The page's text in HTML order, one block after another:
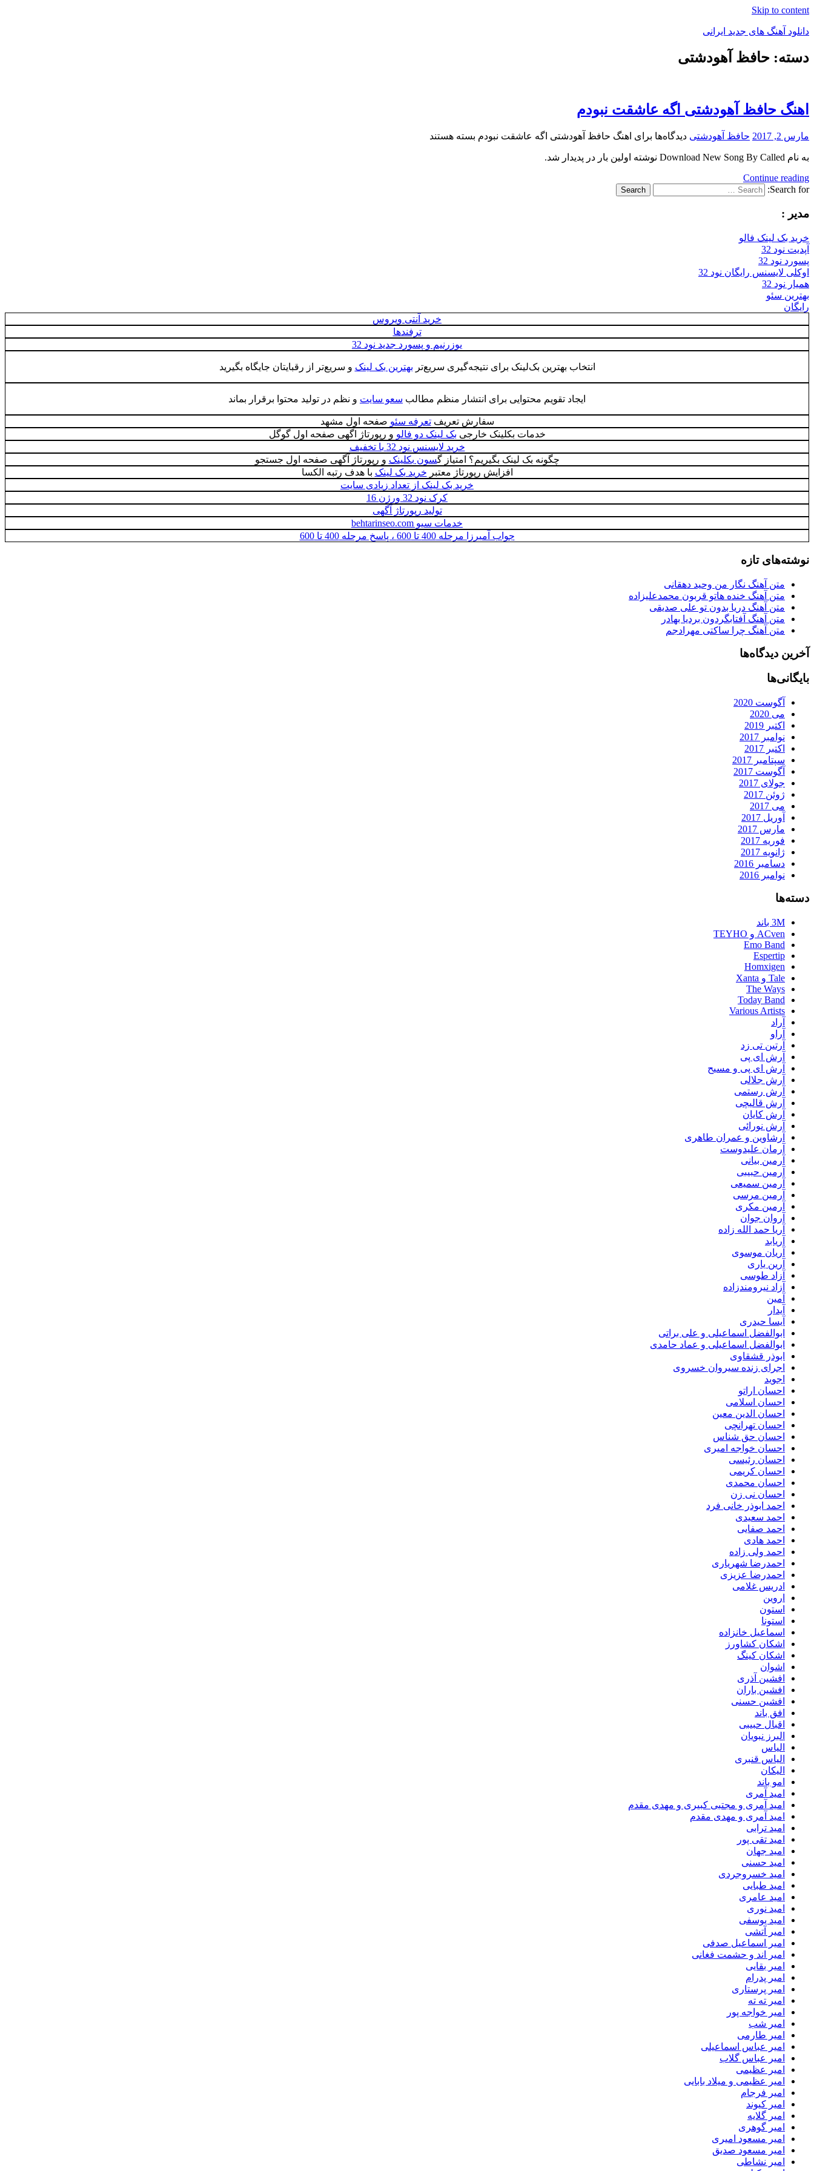
Skip to content
دانلود آهنگ های جدید ایرانی
دانلود
دسته: حافظ آهودشتی
اهنگ حافظ آهودشتی اگه عاشقت نبودم
مارس 2, 2017 حافظ آهودشتی دیدگاه‌ها برای اهنگ حافظ آهودشتی اگه عاشقت نبودم بسته هستند
به نام Download New Song By Called نوشته اولین بار در پدیدار شد.
Continue reading
Search for:
Search
مدیر :
خرید بک لینک فالو
آپدیت نود 32
پسورد نود 32
اوکلی لایسنس رایگان نود 32
همیار نود 32
بهترین سئو
رایگان
خرید آنتی ویروس
ترفندها
یوزرنیم و پسورد جدید نود 32
انتخاب بهترین بک‌لینک برای نتیجه‌گیری سریع‌تر بهترین بک لینک و سریع‌تر از رقبایتان جایگاه بگیرید
ایجاد تقویم محتوایی برای انتشار منظم مطالب سعو سایت و نظم در تولید محتوا برقرار بماند
سفارش تعریفتعرفه سئو صفحه اول مشهد
خدمات بکلینک خارجی بک لینک دو فالو و رپورتاژ اگهی صفحه اول گوگل
خرید لایسنس نود 32 با تخفیف
چگونه بک لینک بگیریم؟ امتیاز گسون بکلینک و رپورتاژ آگهی صفحه اول جستجو
افزایش رپورتاژ معتبر خرید بک لینک با هدف رتبه الکسا
خرید بک لینک از تعداد زیادی سایت
کرک نود 32 ورژن 16
تولید رپورتاژ آگهی
خدمات سیو behtarinseo.com
جواب آمیرزا مرحله 400 تا 600 ، پاسخ مرحله 400 تا 600
نوشته‌های تازه
متن آهنگ نگار من وحید دهقانی
متن آهنگ خنده هاتو قربون محمدعلیزاده
متن آهنگ دریا بدون تو علی صدیقی
متن آهنگ آفتابگردون بردیا بهادر
متن آهنگ چرا ساکتی مهرادجم
آخرین دیدگاه‌ها
بایگانی‌ها
آگوست 2020
می 2020
اکتبر 2019
نوامبر 2017
اکتبر 2017
سپتامبر 2017
آگوست 2017
جولای 2017
ژوئن 2017
می 2017
آوریل 2017
مارس 2017
فوریه 2017
ژانویه 2017
دسامبر 2016
نوامبر 2016
دسته‌ها
3M باند
ACven و TEYHO
Emo Band
Espertip
Homxigen
Tale و Xanta
The Ways
Today Band
Various Artists
آراد
آراو
آرتین تی زد
آرش ای پی
آرش ای پی و مسیح
آرش جلالی
آرش رستمی
آرش قالیچی
آرش کایان
آرش نورائی
آرشاوین و عمران طاهری
آرمان علیدوست
آرمین بیانی
آرمین حبیبی
آرمین سمیعی
آرمین مرسی
آرمین مکری
آروان جوان
آریا حمد الله زاده
آریابد
آریان موسوی
آرین یاری
آزاد طوسی
آزاد نیرومندزاده
آمین
آیدار
آیسا حیدری
ابوالفضل اسماعیلی و علی براتی
ابوالفضل اسماعیلی و عماد حامدی
ابوذر قشقاوی
اجرای زنده سیروان خسروی
اجوید
احسان اراتو
احسان اسلامی
احسان الدین معین
احسان تهرانچی
احسان حق شناس
احسان خواجه امیری
احسان رئیسی
احسان کریمی
احسان محمدی
احسان نی زن
احمد ابوذر خانی فرد
احمد سعیدی
احمد صفایی
احمد هادی
احمد ولی زاده
احمدرضا شهریاری
احمدرضا عزیزی
ادریس غلامی
اروین
استون
استونا
اسماعیل خانزاده
اشکان کشاورز
اشکان کینگ
اشوان
افشین آذری
افشین باران
افشین حسنی
افق باند
اقبال حبیبی
البرز نبویان
الیاس
الیاس قنبرى
الیکان
امو باند
امید آمری
امید آمری و مجتبی کبیری و مهدى مقدم
امید آمری و مهدی مقدم
امید ترابی
امید تقی پور
امید جهان
امید حسنی
امید خسروجردی
امید طبایی
امید عامری
امید نوری
امید یوسفی
امیر آتشی
امیر اسماعیل صدفی
امیر اند و حشمت فغانی
امیر بقایی
امیر پدرام
امیر پرستاری
امیر ته ته
امیر خواجه پور
امیر شب
امیر طارمی
امیر عباس اسماعیلی
امیر عباس گلاب
امیر عظیمی
امیر عظیمی و میلاد بابایی
امیر فرجام
امیر کیوند
امیر گلایه
امیر گوهری
امیر مسعود امیری
امیر مسعود صدیق
امیر نشاطی